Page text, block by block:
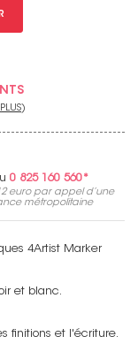
)
0 825 160 560*
europar appel d’une
métropolitaine
4Artist Marker
et blanc.
finitions et l'écriture.